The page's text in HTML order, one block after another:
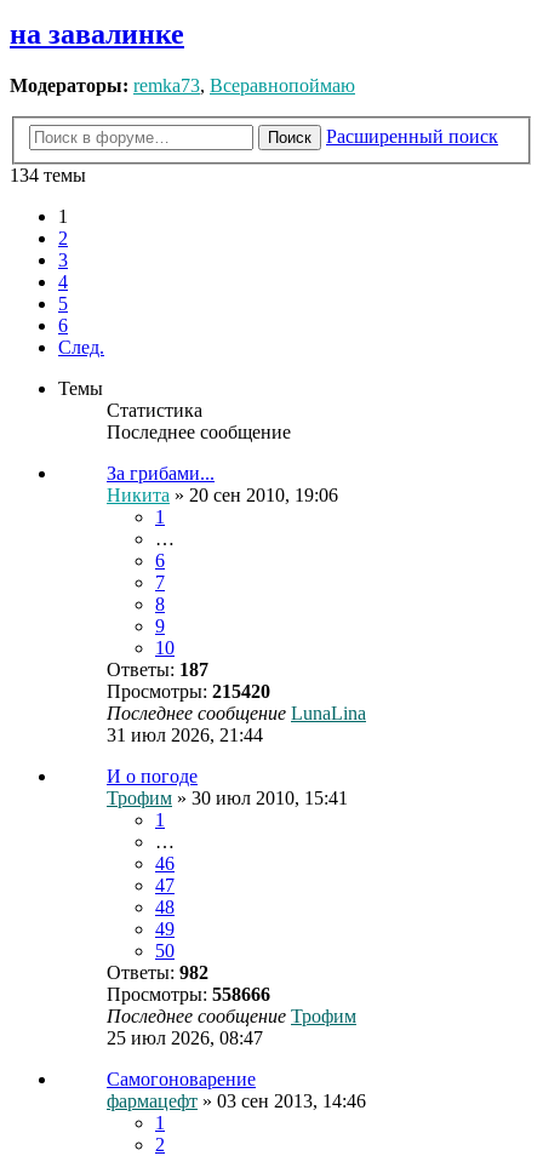
на завалинке
Модераторы: remka73, Всеравнопоймаю
Поиск
Расширенный поиск
134 темы
1
2
3
4
5
6
След.
Темы
Статистика
Последнее сообщение
За грибами...
Никита » 20 сен 2010, 19:06
1
…
6
7
8
9
10
Ответы: 187
Просмотры: 215420
Последнее сообщение LunaLina
31 июл 2026, 21:44
И о погоде
Трофим » 30 июл 2010, 15:41
1
…
46
47
48
49
50
Ответы: 982
Просмотры: 558666
Последнее сообщение Трофим
25 июл 2026, 08:47
Самогоноварение
фармацефт » 03 сен 2013, 14:46
1
2